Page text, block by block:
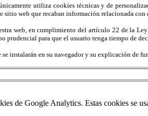
utiliza cookies técnicas y de
sitio web que recaban información relacionada
web, en cumplimiento del artículo 22 de la
prudencial para que el usuario tenga tiempo de
se instalarán en su navegador y su explicación de
de Google Analytics. Estas cookies se